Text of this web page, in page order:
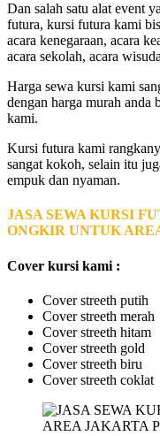
Dan salah satu alat event
futura, kursi futura kami
acara kenegaraan, acara
acara sekolah, acara
Harga sewa kursi kami
dengan harga murah anda
kami.
Kursi futura kami
sangat kokoh, selain itu
empuk dan nyaman.
JASA SEWA KURSI
ONGKIR UNTUK
Cover kursi kami :
Cover streeth putih
Cover streeth merah
Cover streeth hitam
Cover streeth gold
Cover streeth biru
Cover streeth coklat